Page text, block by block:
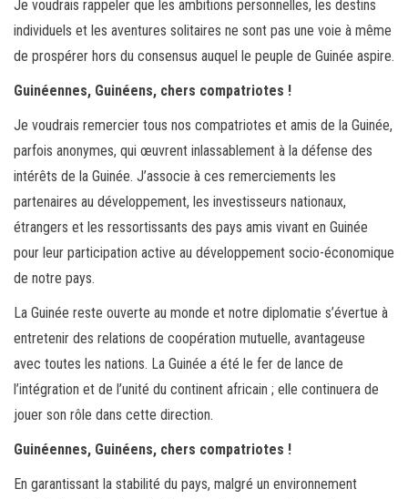
Je voudrais rappeler que les ambitions personnelles, les destins
individuels et les aventures solitaires ne sont pas une voie à même
de prospérer hors du consensus auquel le peuple de Guinée aspire.
Guinéennes, Guinéens, chers compatriotes !
Je voudrais remercier tous nos compatriotes et amis de la Guinée,
parfois anonymes, qui œuvrent inlassablement à la défense des
intérêts de la Guinée. J’associe à ces remerciements les
partenaires au développement, les investisseurs nationaux,
étrangers et les ressortissants des pays amis vivant en Guinée
pour leur participation active au développement socio-économique
de notre pays.
La Guinée reste ouverte au monde et notre diplomatie s’évertue à
entretenir des relations de coopération mutuelle, avantageuse
avec toutes les nations. La Guinée a été le fer de lance de
l’intégration et de l’unité du continent africain ; elle continuera de
jouer son rôle dans cette direction.
Guinéennes, Guinéens, chers compatriotes !
En garantissant la stabilité du pays, malgré un environnement